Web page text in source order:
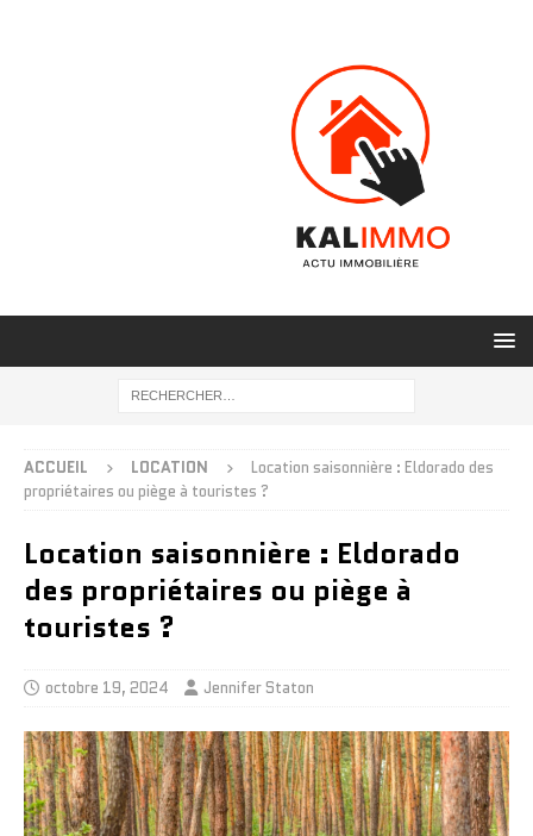
ACCUEIL LOCATION
Location saisonnière : Eldorado des
propriétaires ou piège à touristes ?
Location saisonnière : Eldorado
des propriétaires ou piège à
touristes ?
octobre 19, 2024 Jennifer Staton